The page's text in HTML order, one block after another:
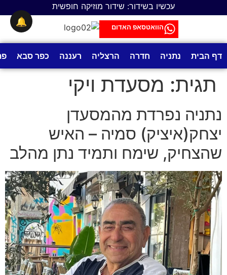
עכשיו בשידור: שידור מוזיקה חופשית
הוואטסאפ האדום
דף הבית נתניה חדרה הרצליה רעננה כפר סבא
תגית: מסעדת ויקי
נתניה נפרדת מהמסעדן
יצחק(איציק) סמיה – האיש
שהצחיק, שימח ותמיד נתן מהלב
🔔